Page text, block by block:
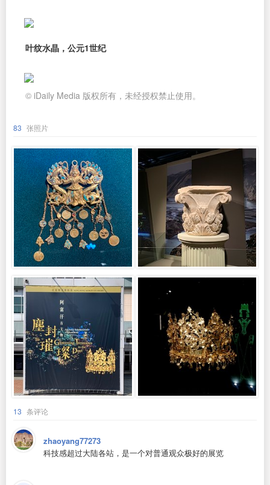
叶纹水晶，公元1世纪
© iDaily Media 版权所有，未经授权禁止使用。
83 张照片
13 条评论
zhaoyang77273
科技感超过大陆各站，是一个对普通观众极好的展览